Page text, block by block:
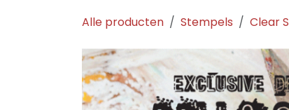
Alle producten Stempels Clear